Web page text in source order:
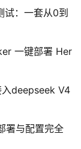
：一套从0到
一键部署 Her
deepseek V4
署与配置完全